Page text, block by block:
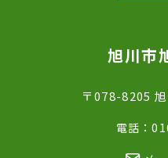
旭川市
〒078-8205
電話：